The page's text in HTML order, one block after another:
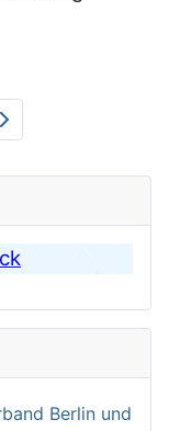
Berlin und